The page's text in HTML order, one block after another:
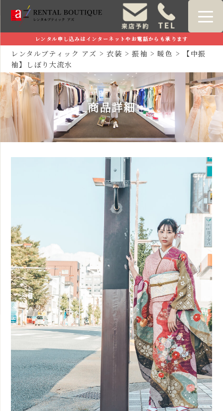
レンタル申し込みはインターネットやお電話からも承ります
レンタルブティック アズ >衣装 >振袖 > 暖色 >
【中振
袖】しぼり大流水
商品詳細